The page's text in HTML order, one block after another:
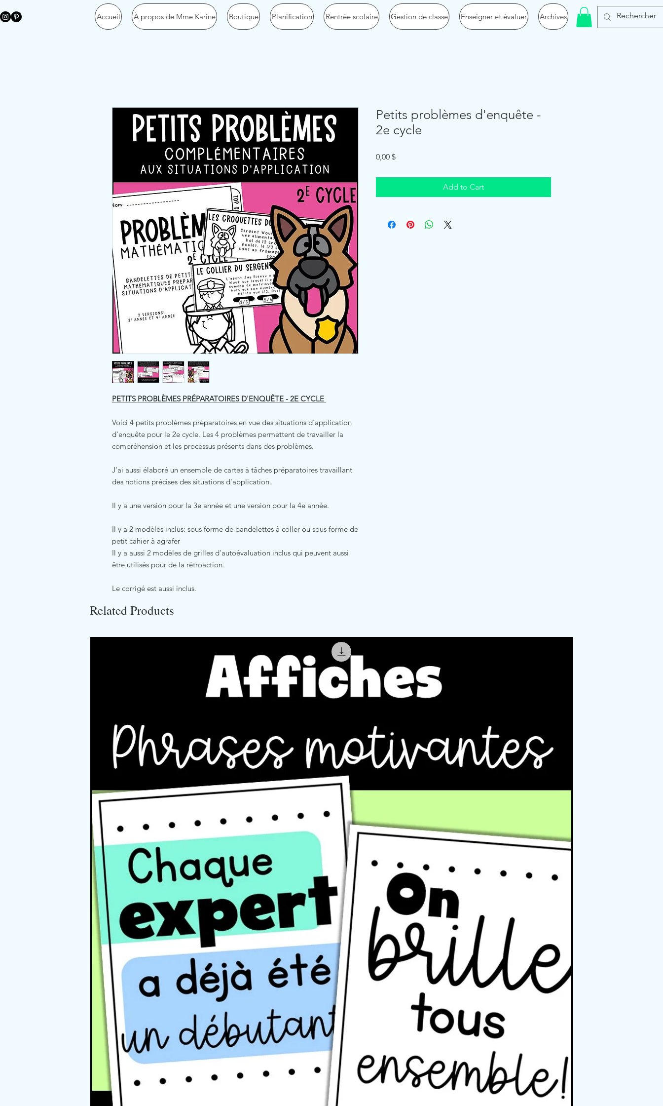
Accueil À propos de Mme Karine Boutique Planification Rentrée scolaire Gestion de classe Enseigner et évaluer Archives
PETITS PROBLÈMES PRÉPARATOIRES D'ENQUÊTE - 2E CYCLE
Voici 4 petits problèmes préparatoires en vue des situations d'application
d'enquête pour le 2e cycle. Les 4 problèmes permettent de travailler la
compréhension et les processus présents dans des problèmes.
J'ai aussi élaboré un ensemble de cartes à tâches préparatoires travaillant
des notions précises des situations d'application.
Il y a une version pour la 3e année et une version pour la 4e année.
Il y a 2 modèles inclus: sous forme de bandelettes à coller ou sous forme de
petit cahier à agrafer
Il y a aussi 2 modèles de grilles d'autoévaluation inclus qui peuvent aussi
être utilisés pour de la rétroaction.
Le corrigé est aussi inclus.
Petits problèmes d'enquête -
2e cycle
0,00 $Price
Add to Cart
Related Products